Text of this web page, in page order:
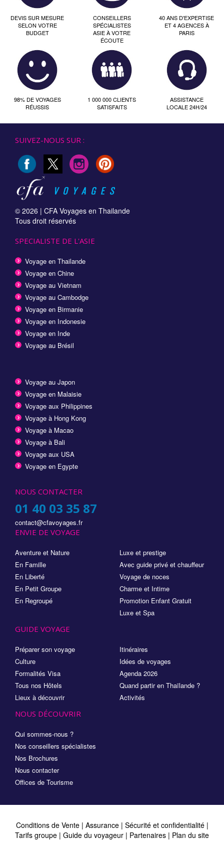
DEVIS SUR MESURE
SELON VOTRE
BUDGET
CONSEILLERS
SPÉCIALISTES
ASIE À VOTRE
ÉCOUTE
40 ANS D'EXPERTISE
ET 4 AGENCES À
PARIS
98% DE VOYAGES
RÉUSSIS
1 000 000 CLIENTS
SATISFAITS
ASSISTANCE
LOCALE 24H/24
SUIVEZ-NOUS SUR :
© 2026 | CFA Voyages en Thailande
Tous droit réservés
SPECIALISTE DE L'ASIE
Voyage en Thailande
Voyage en Chine
Voyage au Vietnam
Voyage au Cambodge
Voyage en Birmanie
Voyage en Indonesie
Voyage en Inde
Voyage au Brésil
Voyage au Japon
Voyage en Malaisie
Voyage aux Philippines
Voyage à Hong Kong
Voyage à Macao
Voyage à Bali
Voyage aux USA
Voyage en Egypte
NOUS CONTACTER
01 40 03 35 87
contact@cfavoyages.fr
ENVIE DE VOYAGE
Aventure et Nature
En Famille
En Liberté
En Petit Groupe
En Regroupé
Luxe et prestige
Avec guide privé et chauffeur
Voyage de noces
Charme et Intime
Promotion Enfant Gratuit
Luxe et Spa
GUIDE VOYAGE
Préparer son voyage
Culture
Formalités Visa
Tous nos Hôtels
Lieux à découvrir
Itinéraires
Idées de voyages
Agenda 2026
Quand partir en Thaïlande ?
Activités
NOUS DÉCOUVRIR
Qui sommes-nous ?
Nos conseillers spécialistes
Nos Brochures
Nous contacter
Offices de Tourisme
Conditions de Vente| Assurance | Sécurité et confidentialité|
Tarifs groupe | Guide du voyageur | Partenaires | Plan du site